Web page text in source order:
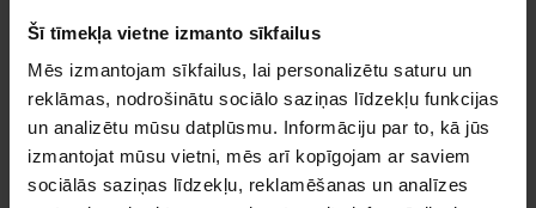
Šī tīmekļa vietne izmanto sīkfailus
Mēs izmantojam sīkfailus, lai personalizētu saturu un
reklāmas, nodrošinātu sociālo saziņas līdzekļu funkcijas
un analizētu mūsu datplūsmu. Informāciju par to, kā jūs
izmantojat mūsu vietni, mēs arī kopīgojam ar saviem
sociālās saziņas līdzekļu, reklamēšanas un analīzes
Apraksts
Veids Garums, mmMaksimālais sagataves platums, mm
RG 200200
24,5
RG 250250
29,0